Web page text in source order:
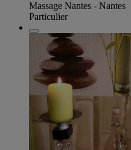
Massage Nantes - Nantes
Particulier